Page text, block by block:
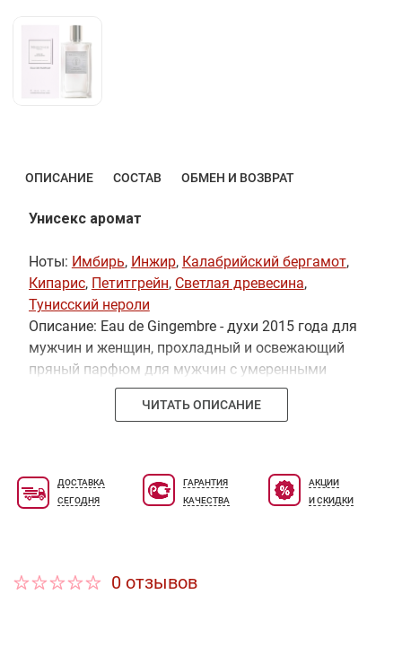
ОПИСАНИЕ СОСТАВ ОБМЕН И ВОЗВРАТ
Унисекс аромат
Ноты: Имбирь, Инжир, Калабрийский бергамот,
Кипарис, Петитгрейн, Светлая древесина,
Тунисский нероли
Описание: Eau de Gingembre - духи 2015 года для
мужчин и женщин, прохладный и освежающий
пряный парфюм для мужчин с умеренными
древесно-зелеными акцентами и легким
цветочным оттенком.ЧИТАТЬ ОПИСАНИЕ
ДОСТАВКА
СЕГОДНЯ
ГАРАНТИЯ
КАЧЕСТВА
АКЦИИ
И СКИДКИ
0 отзывов